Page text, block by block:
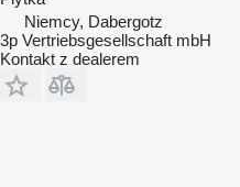
Niemcy, Dabergotz
3p Vertriebsgesellschaft mbH
Kontakt z dealerem